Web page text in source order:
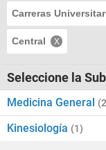
Carreras
Central
Seleccione la
Medicina General
Kinesiología (1)